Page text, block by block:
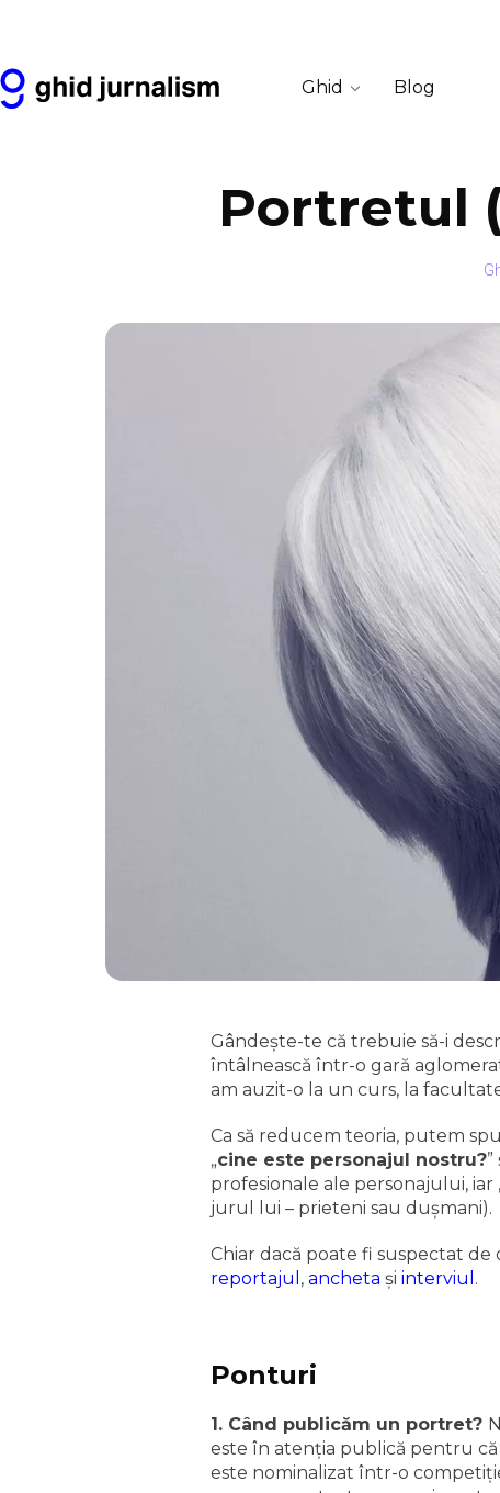
Ghid Blog
Portretul
Gândeşte-te că trebuie să-i
întâlnească într-o gară
am auzit-o la un curs, la
Ca să reducem teoria, putem
„cine este personajul nostru?”
profesionale ale personajului,
jurul lui – prieteni sau duşmani).
Chiar dacă poate fi suspectat
reportajul , ancheta şi interviul .
Ponturi
1. Când publicăm un portret?
este în atenţia publică pentru că
este nominalizat într-o